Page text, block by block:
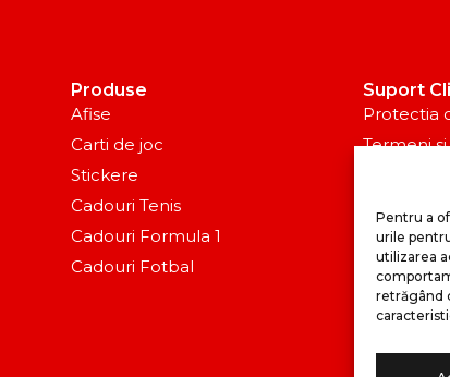
Pentru a
urile
utilizarea
retrăgând
Produse
Afise
Carti de joc
Stickere
Cadouri Tenis
Cadouri Formula 1
Cadouri Fotbal
Suport
Protectia
Termeni